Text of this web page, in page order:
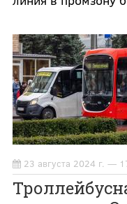
23 августа 2024 г. —